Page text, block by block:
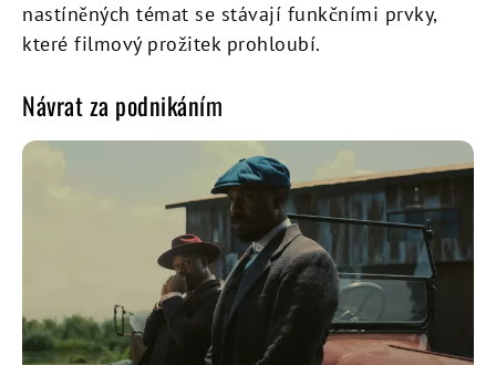
nastíněných témat se stávají funkčními prvky,
které filmový prožitek prohloubí.
Návrat za podnikáním